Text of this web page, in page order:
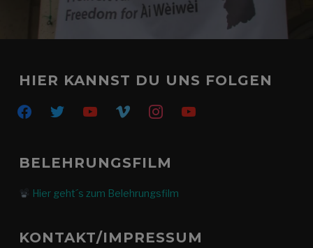
HIER KANNST DU UNS FOLGEN
facebooktwitter youtube vimeo instagramyoutube
BELEHRUNGSFILM
Hier geht´s zum Belehrungsfilm
KONTAKT/IMPRESSUM